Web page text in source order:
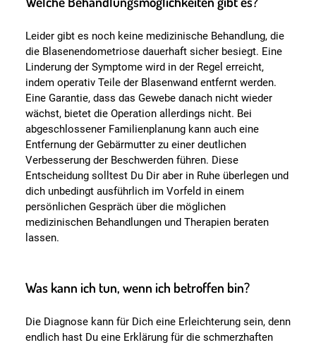
Leider gibt es noch keine medizinische Behandlung, die
die Blasenendometriose dauerhaft sicher besiegt. Eine
Linderung der Symptome wird in der Regel erreicht,
indem operativ Teile der Blasenwand entfernt werden.
Eine Garantie, dass das Gewebe danach nicht wieder
wächst, bietet die Operation allerdings nicht. Bei
abgeschlossener Familienplanung kann auch eine
Entfernung der Gebärmutter zu einer deutlichen
Verbesserung der Beschwerden führen. Diese
Entscheidung solltest Du Dir aber in Ruhe überlegen und
dich unbedingt ausführlich im Vorfeld in einem
persönlichen Gespräch über die möglichen
medizinischen Behandlungen und Therapien beraten
lassen.
Was kann ich tun, wenn ich betroffen bin?
Die Diagnose kann für Dich eine Erleichterung sein, denn
endlich hast Du eine Erklärung für die schmerzhaften